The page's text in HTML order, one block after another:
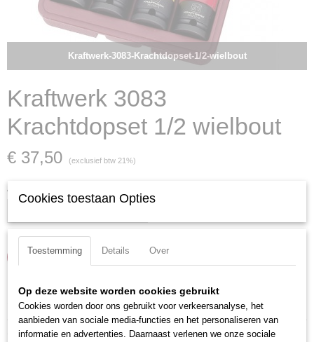
Kraftwerk-3083-Krachtdopset-1/2-wielbout
Kraftwerk 3083
Krachtdopset 1/2 wielbout
€ 37,50 (exclusief btw 21%)
Aantal
IN WINKELWAGEN
Specificaties
Productcode
Omschrijving
Cookies toestaan Opties
Toestemming Details Over
Op deze website worden cookies gebruikt
Cookies worden door ons gebruikt voor verkeersanalyse, het
aanbieden van sociale media-functies en het personaliseren van
informatie en advertenties. Daarnaast verlenen we onze sociale